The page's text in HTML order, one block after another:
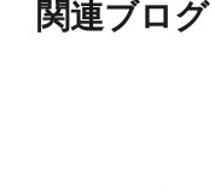
■砲身部A〈
関連ブログ